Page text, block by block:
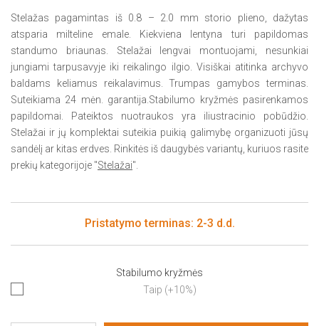
Stelažas pagamintas iš 0.8 – 2.0 mm storio plieno, dažytas
atsparia milteline emale. Kiekviena lentyna turi papildomas
standumo briaunas. Stelažai lengvai montuojami, nesunkiai
jungiami tarpusavyje iki reikalingo ilgio. Visiškai atitinka archyvo
baldams keliamus reikalavimus. Trumpas gamybos terminas.
Suteikiama 24 mėn. garantija.Stabilumo kryžmės pasirenkamos
papildomai. Pateiktos nuotraukos yra iliustracinio pobūdžio.
Stelažai ir jų komplektai suteikia puikią galimybę organizuoti jūsų
sandėlį ar kitas erdves. Rinkitės iš daugybės variantų, kuriuos rasite
prekių kategorijoje "Stelažai".
Pristatymo terminas: 2-3 d.d.
Stabilumo kryžmės
Taip (+10%)